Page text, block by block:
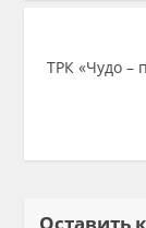
ТРК «Чудо –